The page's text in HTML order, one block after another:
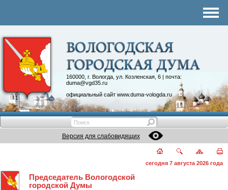
160000, г. Вологда, ул. Козленская, 6 | почта:
duma@vgd35.ru
официальный сайт www.duma-vologda.ru
Контакты
Депутатские объединения
Версия для слабовидящих
сегодня 7 августа 2026 года
Председатель Вологодской
городской Думы